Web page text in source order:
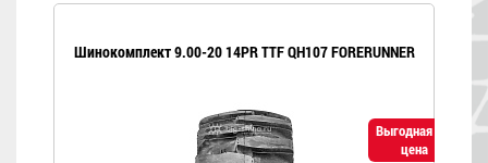
Шинокомплект 9.00-20 14PR TTF QH107 FORERUNNER
Выгодная
цена